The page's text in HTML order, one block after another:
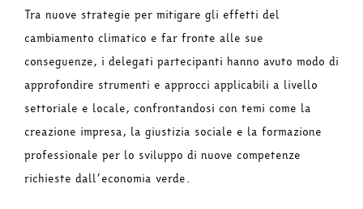
Tra nuove strategie per mitigare gli effetti del
cambiamento climatico e far fronte alle sue
conseguenze, i delegati partecipanti hanno avuto modo di
approfondire strumenti e approcci applicabili a livello
settoriale e locale, confrontandosi con temi come la
creazione impresa, la giustizia sociale e la formazione
professionale per lo sviluppo di nuove competenze
richieste dall’economia verde.